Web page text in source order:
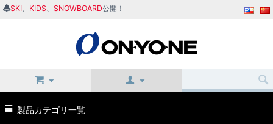
SKI KIDS SNOWBOARD公開！
製品カテゴリ一覧